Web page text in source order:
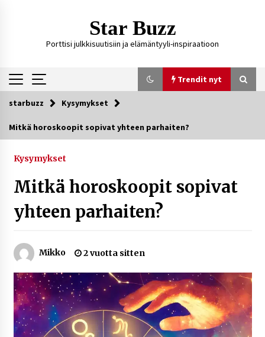
Star Buzz
Porttisi julkkisuutisiin ja elämäntyyli-inspiraatioon
Trendit nyt
Trendit nyt
Ali Leiniö vankila – mitä väitteistä tiedetään?
6 päivää sitten
Matti Koivisto toimittaja ikä – mitä Ylen
7 päivää sitten
Netflix, YouTube, TikTok, pelit ja nettikasinot
osana samaa ilmiötä
2 viikkoa sitten
starbuzz Kysymykset
Mitkä horoskoopit sopivat yhteen parhaiten?
Kysymykset
Mitkä horoskoopit sopivat
yhteen parhaiten?
Mikko 2 vuotta sitten